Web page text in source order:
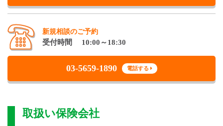
新規相談のご予約
受付時間 10:00～18:30
03-5659-1890 電話する
取扱い保険会社